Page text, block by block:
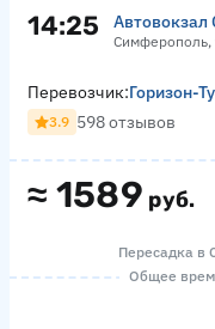
14:25 Симферополь,
≈ 1589 руб.
Перевозчик:Горизон-
3.9 598 отзывов
Пересадка в
Общее